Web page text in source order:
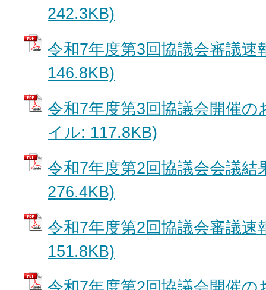
242.3KB)
令和7年度第3回協議会審議
146.8KB)
令和7年度第3回協議会開催
イル: 117.8KB)
令和7年度第2回協議会会議
276.4KB)
令和7年度第2回協議会審議
151.8KB)